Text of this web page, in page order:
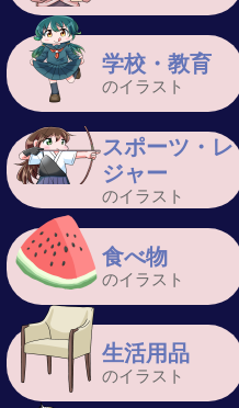
学校・教育
のイラスト
スポーツ・レ
ジャー
のイラスト
食べ物
のイラスト
生活用品
のイラスト